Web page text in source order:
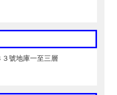
號地庫一至三層